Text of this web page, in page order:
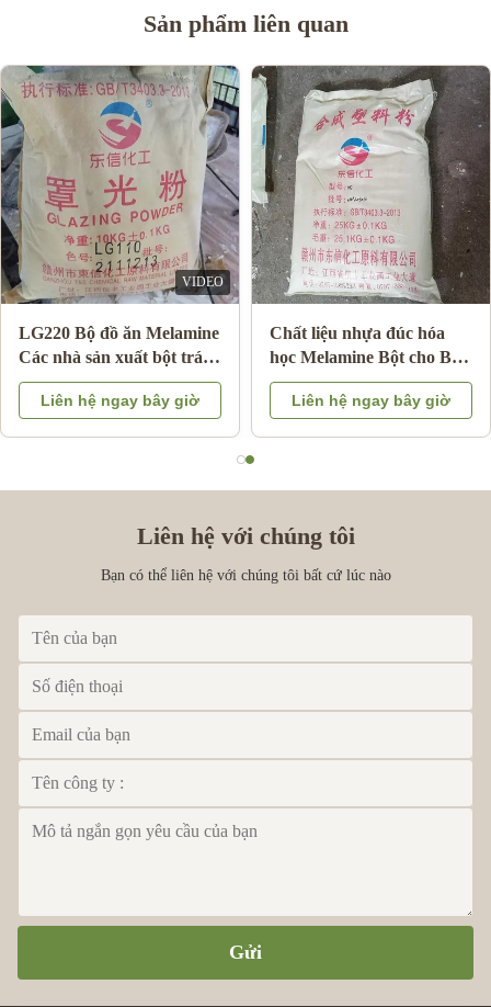
Sản phẩm liên quan
Bột màu Melamine màu
trắng để làm bát / tấm
cường độ liên kết cao
Liên hệ ngay bây giờ
Melamine Mould
Compound Powder để làm
món ăn melamine tấm
salad salad melamine
Liên hệ ngay bây giờ
Liên hệ với chúng tôi
Bạn có thể liên hệ với chúng tôi bất cứ lúc nào
Gửi